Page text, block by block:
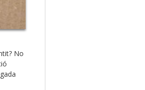
No